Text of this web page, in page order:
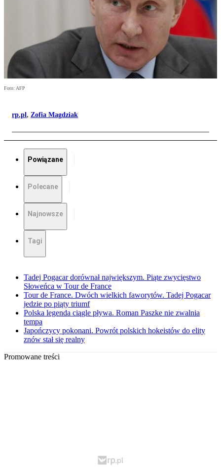
Foto: AFP
rp.pl, Zofia Magdziak
Powiązane
Polecane
Najnowsze
Tagi
Tadej Pogacar dorównał największym. Piąte zwycięstwo
Słoweńca w Tour de France
Tour de France. Dwóch wielkich faworytów. Tadej Pogacar
jedzie po piąty triumf
Polska legenda ciągle pływa. Roman Paszke nie zwalnia
tempa
Japończycy pokonani. Powrót polskich hokeistów do elity
znów stał się realny
Promowane treści